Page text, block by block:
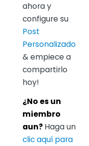
ahora y
configure su
Post
Personalizado
& empiece a
compartirlo
hoy!
¿No es un
miembro
aun? Haga un
clic aquí para